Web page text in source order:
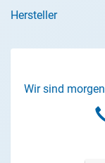
Hersteller
Wir sind